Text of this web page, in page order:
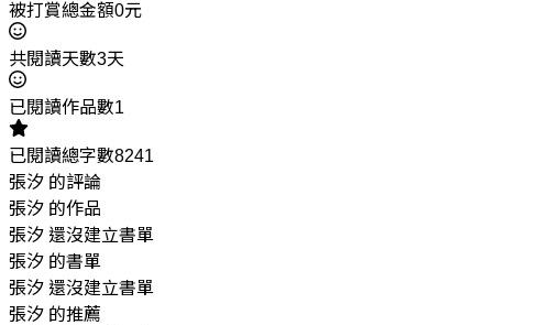
被打賞總金額0元
共閱讀天數3天
已閱讀作品數1
已閱讀總字數8241
張汐 的評論
張汐 的作品
張汐 還沒建立書單
張汐 的書單
張汐 還沒建立書單
張汐 的推薦